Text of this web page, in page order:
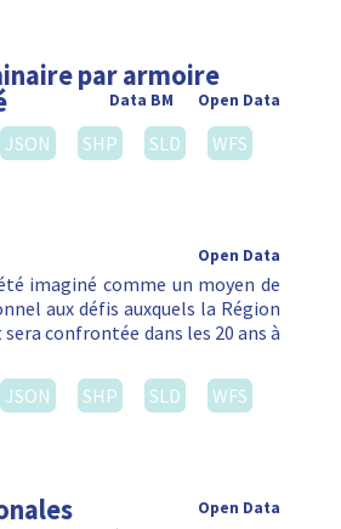
par armoire
Open Data
Data BM
JSON SHP SLD
WFS
Open Data
imaginé comme un moyen de
aux défis auxquels la Région
confrontée dans les 20 ans à
JSON SHP SLD
WFS
Open Data